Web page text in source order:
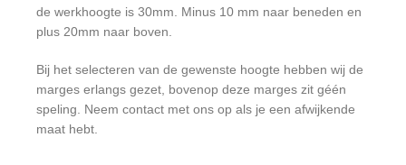
de werkhoogte is 30mm. Minus 10 mm naar beneden en
plus 20mm naar boven.
Bij het selecteren van de gewenste hoogte hebben wij de
marges erlangs gezet, bovenop deze marges zit géén
speling. Neem contact met ons op als je een afwijkende
maat hebt.